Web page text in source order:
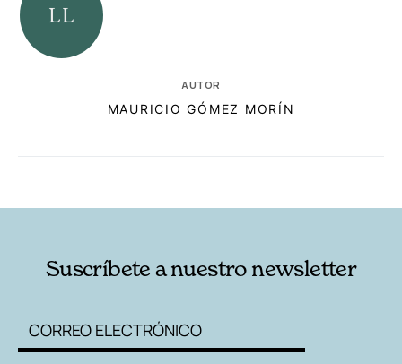
AUTOR
MAURICIO GÓMEZ MORÍN
Suscríbete a nuestro newsletter